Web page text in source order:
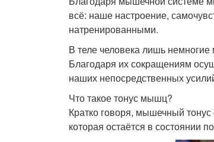
всё: наше настроение,
натренированными.
В теле человека лишь
Благодаря их сокращениям
наших непосредственных
Что такое тонус мышц?
Кратко говоря, мышечный
которая остаётся в состоянии